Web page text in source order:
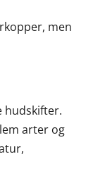
men
hudskifter.
arter og